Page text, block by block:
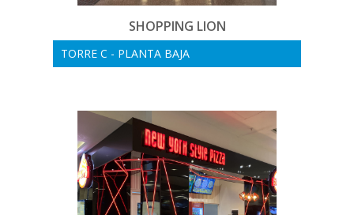
SHOPPING LION
TORRE C - PLANTA BAJA